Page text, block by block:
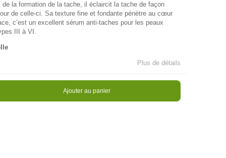
la formation de la tache, il éclaircit la tache de façon
de celle-ci. Sa texture fine et fondante pénètre au cœur
c’est un excellent sérum anti-taches pour les peaux
III à VI.
Plus de détails
Ajouter au panier